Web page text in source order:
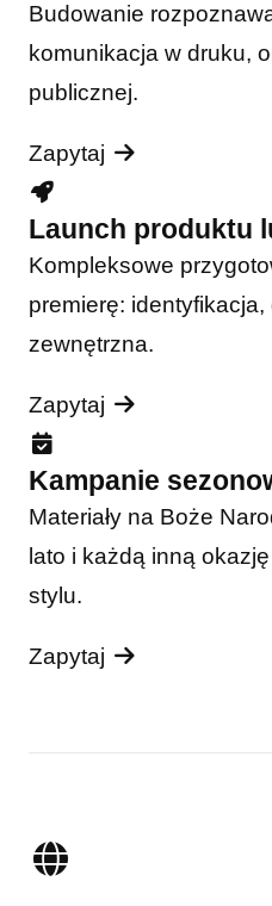
Budowanie
komunikacja w druku,
publicznej.
Zapytaj
Launch produktu
Kompleksowe
premierę:
zewnętrzna.
Zapytaj
Kampanie
Materiały na Boże
lato i każdą inną
stylu.
Zapytaj